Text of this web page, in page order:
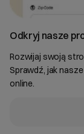
Odkryj nasze
Rozwijaj swoją
Sprawdź, jak
online.